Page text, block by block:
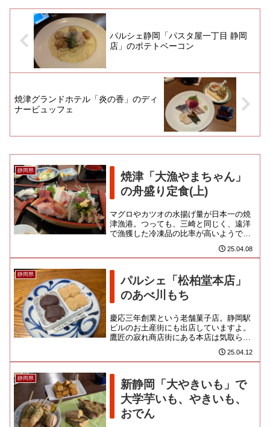
パルシェ静岡「パスタ屋一丁目 静岡
店」のポテトベーコン
焼津グランドホテル「炎の香」のディ
ナービュッフェ
静岡県
焼津「大漁やまちゃん」
の舟盛り定食(上)
マグロやカツオの水揚げ量が日本一の焼
津漁港。つっても、三崎と同じく、遠洋
で漁獲した冷凍品の比率が高いようで、
まり漁港っぽくないというか、... 25.04.08
静岡県
パルシェ「松柏堂本店」
のあべ川もち
慶応三年創業という老舗菓子店。静岡駅
ビルのお土産街にも出店していますよ。
鷹匠の寂れ商店街にある本店は気取らぬ
町のお菓子屋さんな体裁なのよ。そこと
は別に東静岡の方に工場を構え... 25.04.12
静岡県
新静岡「大やきいも」で
大学芋いも、やきいも、
おでん